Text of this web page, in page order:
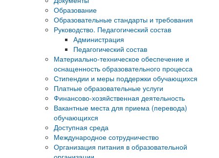
Образование
Образовательные стандарты и требования
Руководство. Педагогический состав
Администрация
Педагогический состав
Материально-техническое обеспечение и
оснащенность образовательного процесса
Стипендии и меры поддержки обучающихся
Платные образовательные услуги
Финансово-хозяйственная деятельность
Вакантные места для приема (перевода)
обучающихся
Доступная среда
Международное сотрудничество
Организация питания в образовательной